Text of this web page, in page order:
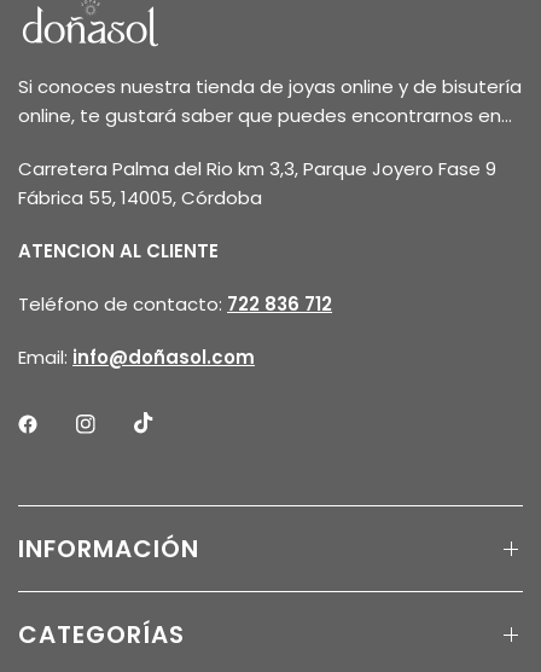
Si conoces nuestra tienda de joyas online y de bisutería
online, te gustará saber que puedes encontrarnos en...
Carretera Palma del Rio km 3,3, Parque Joyero Fase 9
Fábrica 55, 14005, Córdoba
ATENCION AL CLIENTE
Teléfono de contacto: 722 836 712
Email: info@doñasol.com
INFORMACIÓN
CATEGORÍAS